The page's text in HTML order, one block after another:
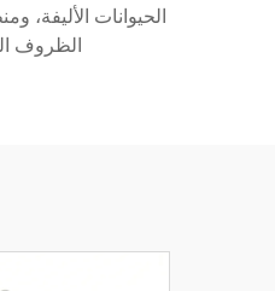
الحيوانات
الظروف